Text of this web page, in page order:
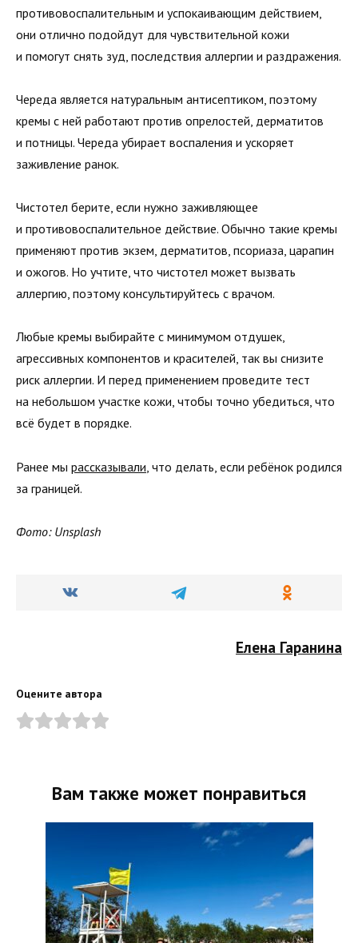
противовоспалительным и успокаивающим действием,
они отлично подойдут для чувствительной кожи
и помогут снять зуд, последствия аллергии и раздражения.
Череда является натуральным антисептиком, поэтому
кремы с ней работают против опрелостей, дерматитов
и потницы. Череда убирает воспаления и ускоряет
заживление ранок.
Чистотел берите, если нужно заживляющее
и противовоспалительное действие. Обычно такие кремы
применяют против экзем, дерматитов, псориаза, царапин
и ожогов. Но учтите, что чистотел может вызвать
аллергию, поэтому консультируйтесь с врачом.
Любые кремы выбирайте с минимумом отдушек,
агрессивных компонентов и красителей, так вы снизите
риск аллергии. И перед применением проведите тест
на небольшом участке кожи, чтобы точно убедиться, что
всё будет в порядке.
Ранее мы рассказывали , что делать, если ребёнок родился
за границей.
Фото: Unsplash
Елена Гаранина
Оцените автора
Вам также может понравиться